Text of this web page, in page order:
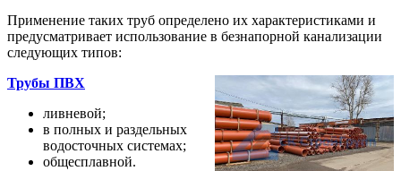
Применение таких труб определено их характеристиками и
предусматривает использование в безнапорной канализации
следующих типов:
Трубы ПВХ
ливневой;
в полных и раздельных
водосточных системах;
общесплавной.